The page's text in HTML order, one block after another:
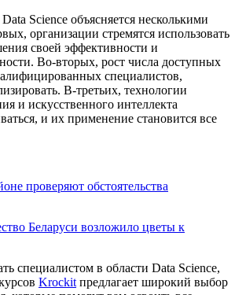
Science объясняется несколькими
организации стремятся использовать
своей эффективности и
Во-вторых, рост числа доступных
специалистов,
В-третьих, технологии
и искусственного интеллекта
и их применение становится все
проверяют обстоятельства
Беларуси возложило цветы к
специалистом в области Data Science,
Krockit предлагает широкий выбор